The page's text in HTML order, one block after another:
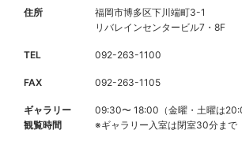
住所
福岡市博多区下川端町3-1
リバレインセンタービル7・8F
TEL 092-263-1100
FAX 092-263-1105
ギャラリー
観覧時間
09:30〜 18:00（金曜・土曜は
※ギャラリー入室は閉室30分まで